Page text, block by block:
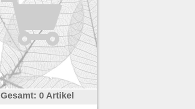
Gesamt: 0 Artikel